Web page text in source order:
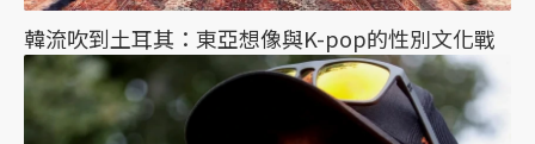
韓流吹到土耳其：東亞想像與K-pop的性別文化戰